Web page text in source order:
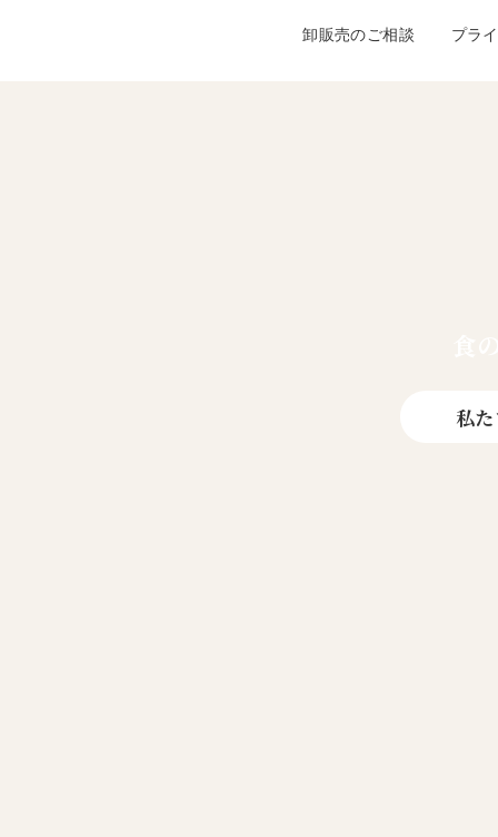
卸販売のご相談 プラ
私